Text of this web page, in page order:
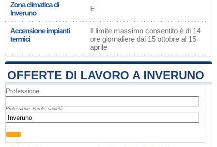
Zona climatica di
Inveruno
E
Accensione impianti
termici
Il limite massimo consentito è di 14
ore giornaliere dal 15 ottobre al 15
aprile
OFFERTE DI LAVORO A INVERUNO
Professione
Professione, Parole, società
, ,